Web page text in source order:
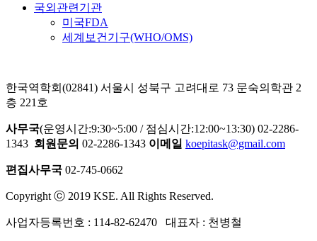
국외관련기관
미국FDA
세계보건기구(WHO/OMS)
한국역학회(02841) 서울시 성북구 고려대로 73 문숙의학관 2
층 221호
사무국(운영시간:9:30~5:00 / 점심시간:12:00~13:30) 02-2286-
1343 회원문의 02-2286-1343 이메일 koepitask@gmail.com
편집사무국 02-745-0662
Copyright ⓒ 2019 KSE. All Rights Reserved.
사업자등록번호 : 114-82-62470 대표자 : 천병철